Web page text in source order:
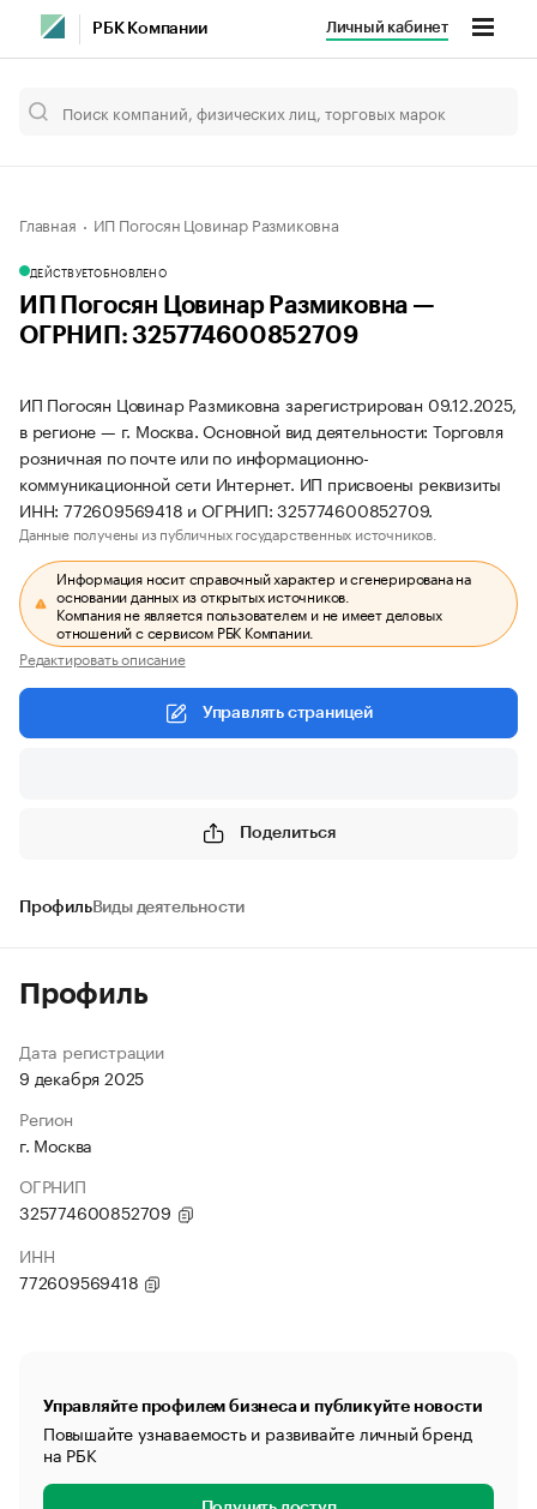
РБК Компании Личный кабинет
Главная ИП Погосян Цовинар Размиковна
ДЕЙСТВУЕТОБНОВЛЕНО
ИП Погосян Цовинар Размиковна —
ОГРНИП: 325774600852709
ИП Погосян Цовинар Размиковна зарегистрирован 09.12.2025,
в регионе — г. Москва. Основной вид деятельности: Торговля
розничная по почте или по информационно-
коммуникационной сети Интернет. ИП присвоены реквизиты
ИНН: 772609569418 и ОГРНИП: 325774600852709.
Данные получены из публичных государственных источников.
Информация носит справочный характер и сгенерирована на
основании данных из открытых источников.
Компания не является пользователем и не имеет деловых
отношений с сервисом РБК Компании.
Редактировать описание
Управлять страницей
Поделиться
ПрофильВиды деятельности
Профиль
Дата регистрации
9 декабря 2025
Регион
г. Москва
ОГРНИП
325774600852709
ИНН
772609569418
Управляйте профилем бизнеса и публикуйте новости
Повышайте узнаваемость и развивайте личный бренд
на РБК